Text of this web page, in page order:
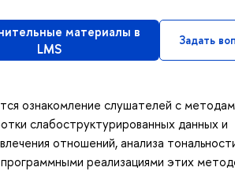
материалы в
LMS
Задать
ознакомление слушателей с
слабоструктурированных данных и
отношений, анализа
реализациями этих